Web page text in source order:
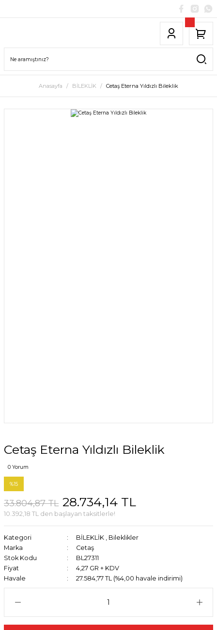
Anasayfa BİLEKLİK Cetaş Eterna Yıldızlı Bileklik
Cetaş Eterna Yıldızlı Bileklik
0 Yorum
%15
33.804,87 TL 28.734,14 TL
10.392,18 TL den başlayan taksitlerle!
Kategori BİLEKLİK , Bileklikler
Marka
Cetaş
Stok Kodu
BL27311
Fiyat
4,27 GR + KDV
Havale
27.584,77 TL (%4,00 havale indirimi)